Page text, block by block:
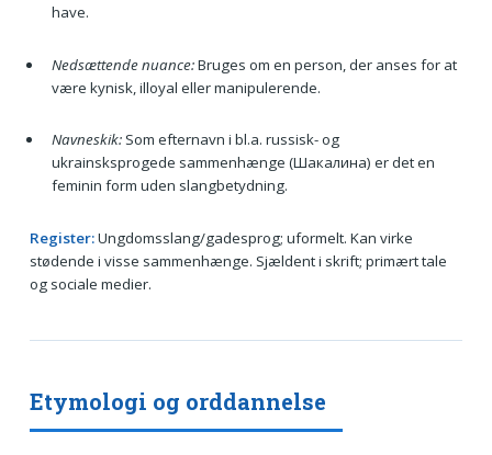
have.
Nedsættende nuance:Bruges om en person, der anses for at
være kynisk, illoyal eller manipulerende.
Navneskik:Som efternavn i bl.a. russisk- og
ukrainsksprogede sammenhænge (Шакалина) er det en
feminin form uden slangbetydning.
Register:Ungdomsslang/gadesprog; uformelt. Kan virke
stødende i visse sammenhænge. Sjældent i skrift; primært tale
og sociale medier.
Etymologi og orddannelse